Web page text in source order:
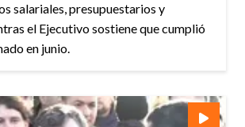
salariales, presupuestarios y
el Ejecutivo sostiene que cumplió
en junio.